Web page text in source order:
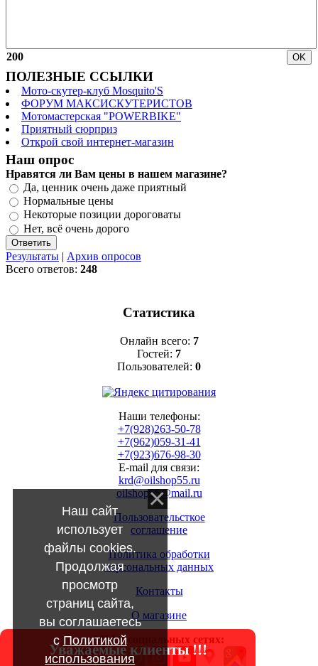
200
ПОЛЕЗНЫЕ ССЫЛКИ
Мото-скутер-клуб Mosquito'S
ФОРУМ МАКСИСКУТЕРИСТОВ
Мотомастерская "POWERBIKE"
Приятный сюрприз
Открой свой интернет-магазин
Наш опрос
Нравятся ли Вам цены в нашем магазине?
Да, ценник очень даже приятный
Нормальные цены
Некоторые позиции дороговаты
Нет, всё очень дорого
Результаты | Архив опросов
Всего ответов: 248
Статистика
Онлайн всего: 7
Гостей: 7
Пользователей: 0
Наши телефоны:
+7(928)263-50-78
+7(962)059-31-41
+7(923)676-98-30
E-mail для связи:
krd@oilshop55.ru
oilshop55@mail.ru
Пользовательсткое
соглашение
Политика обработки
персональных данных
Контакты
О магазине
МЫ в социальных сетях:
Уважаемые клиенты !!!
Наш сайт
использует
файлы cookies.
Продолжая
просмотр
страниц сайта,
вы соглашаетесь
с Политикой
использования